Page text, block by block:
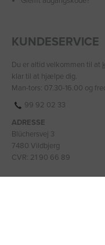
KUNDESERVICE
Du er altid velkommen til at
klar til at hjælpe dig.
Man-tors: 07.30-16.00 og
99 92 02 33
ADRESSE
Blüchersvej 3
7480 Vildbjerg
CVR: 21 90 66 89